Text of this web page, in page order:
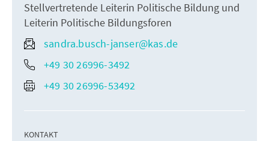
Stellvertretende Leiterin Politische Bildung und
Leiterin Politische Bildungsforen
sandra.busch-janser@kas.de
+49 30 26996-3492
+49 30 26996-53492
KONTAKT